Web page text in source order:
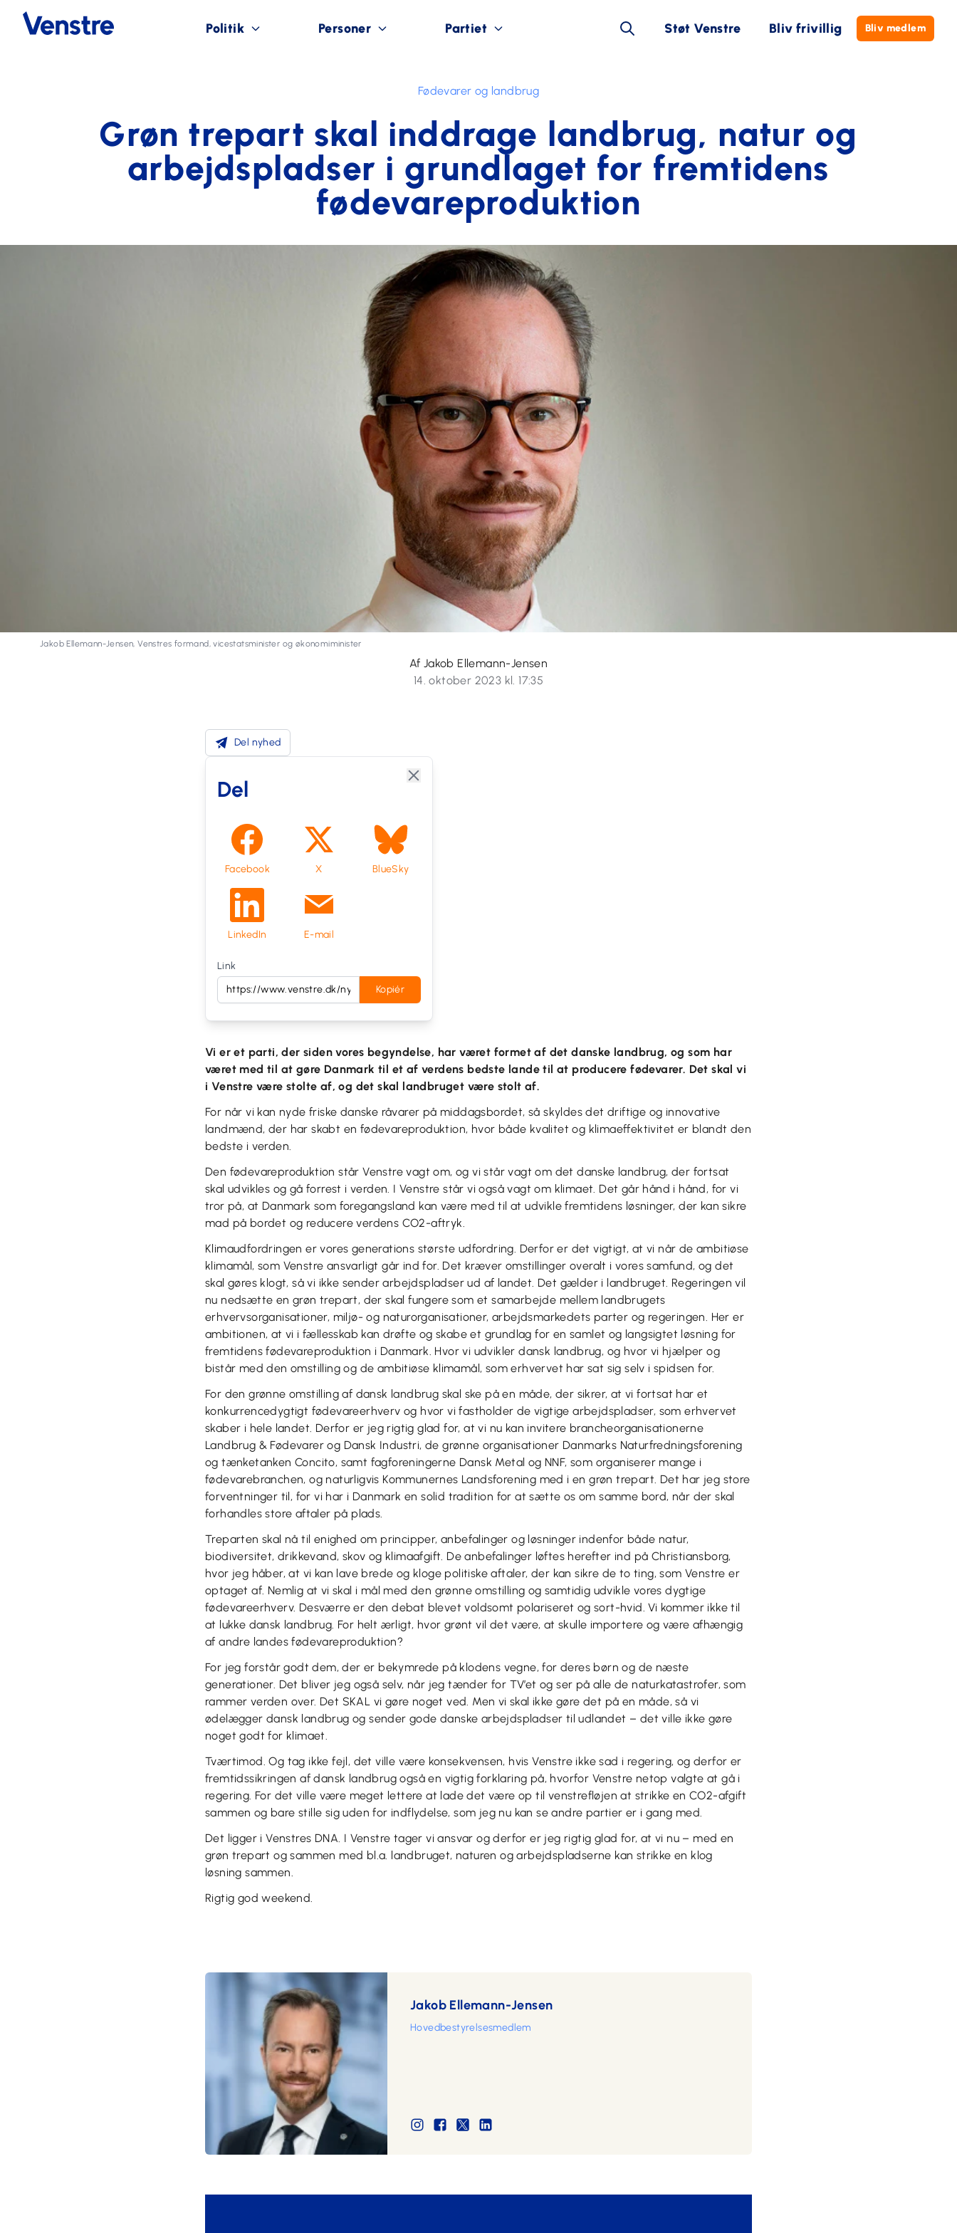
Politik Personer Partiet Støt Venstre Bliv frivillig Bliv medlem
Fødevarer og landbrug
Grøn trepart skal inddrage landbrug, natur og
arbejdspladser i grundlaget for fremtidens
fødevareproduktion
Jakob Ellemann-Jensen, Venstres formand, vicestatsminister og økonomiminister
Af Jakob Ellemann-Jensen
14. oktober 2023 kl. 17:35
Del nyhed
Del
Facebook X BlueSky
LinkedIn E-mail
Link
Kopiér
Vi er et parti, der siden vores begyndelse, har været formet af det danske landbrug, og som har
været med til at gøre Danmark til et af verdens bedste lande til at producere fødevarer. Det skal vi
i Venstre være stolte af, og det skal landbruget være stolt af.
For når vi kan nyde friske danske råvarer på middagsbordet, så skyldes det driftige og innovative
landmænd, der har skabt en fødevareproduktion, hvor både kvalitet og klimaeffektivitet er blandt den
bedste i verden.
Den fødevareproduktion står Venstre vagt om, og vi står vagt om det danske landbrug, der fortsat
skal udvikles og gå forrest i verden. I Venstre står vi også vagt om klimaet. Det går hånd i hånd, for vi
tror på, at Danmark som foregangsland kan være med til at udvikle fremtidens løsninger, der kan sikre
mad på bordet og reducere verdens CO2-aftryk.
Klimaudfordringen er vores generations største udfordring. Derfor er det vigtigt, at vi når de ambitiøse
klimamål, som Venstre ansvarligt går ind for. Det kræver omstillinger overalt i vores samfund, og det
skal gøres klogt, så vi ikke sender arbejdspladser ud af landet. Det gælder i landbruget. Regeringen vil
nu nedsætte en grøn trepart, der skal fungere som et samarbejde mellem landbrugets
erhvervsorganisationer, miljø- og naturorganisationer, arbejdsmarkedets parter og regeringen. Her er
ambitionen, at vi i fællesskab kan drøfte og skabe et grundlag for en samlet og langsigtet løsning for
fremtidens fødevareproduktion i Danmark. Hvor vi udvikler dansk landbrug, og hvor vi hjælper og
bistår med den omstilling og de ambitiøse klimamål, som erhvervet har sat sig selv i spidsen for.
For den grønne omstilling af dansk landbrug skal ske på en måde, der sikrer, at vi fortsat har et
konkurrencedygtigt fødevareerhverv og hvor vi fastholder de vigtige arbejdspladser, som erhvervet
skaber i hele landet. Derfor er jeg rigtig glad for, at vi nu kan invitere brancheorganisationerne
Landbrug & Fødevarer og Dansk Industri, de grønne organisationer Danmarks Naturfredningsforening
og tænketanken Concito, samt fagforeningerne Dansk Metal og NNF, som organiserer mange i
fødevarebranchen, og naturligvis Kommunernes Landsforening med i en grøn trepart. Det har jeg store
forventninger til, for vi har i Danmark en solid tradition for at sætte os om samme bord, når der skal
forhandles store aftaler på plads.
Treparten skal nå til enighed om principper, anbefalinger og løsninger indenfor både natur,
biodiversitet, drikkevand, skov og klimaafgift. De anbefalinger løftes herefter ind på Christiansborg,
hvor jeg håber, at vi kan lave brede og kloge politiske aftaler, der kan sikre de to ting, som Venstre er
optaget af. Nemlig at vi skal i mål med den grønne omstilling og samtidig udvikle vores dygtige
fødevareerhverv. Desværre er den debat blevet voldsomt polariseret og sort-hvid. Vi kommer ikke til
at lukke dansk landbrug. For helt ærligt, hvor grønt vil det være, at skulle importere og være afhængig
af andre landes fødevareproduktion?
For jeg forstår godt dem, der er bekymrede på klodens vegne, for deres børn og de næste
generationer. Det bliver jeg også selv, når jeg tænder for TV’et og ser på alle de naturkatastrofer, som
rammer verden over. Det SKAL vi gøre noget ved. Men vi skal ikke gøre det på en måde, så vi
ødelægger dansk landbrug og sender gode danske arbejdspladser til udlandet – det ville ikke gøre
noget godt for klimaet.
Tværtimod. Og tag ikke fejl, det ville være konsekvensen, hvis Venstre ikke sad i regering, og derfor er
fremtidssikringen af dansk landbrug også en vigtig forklaring på, hvorfor Venstre netop valgte at gå i
regering. For det ville være meget lettere at lade det være op til venstrefløjen at strikke en CO2-afgift
sammen og bare stille sig uden for indflydelse, som jeg nu kan se andre partier er i gang med.
Det ligger i Venstres DNA. I Venstre tager vi ansvar og derfor er jeg rigtig glad for, at vi nu – med en
grøn trepart og sammen med bl.a. landbruget, naturen og arbejdspladserne kan strikke en klog
løsning sammen.
Rigtig god weekend.
Jakob Ellemann-Jensen
Hovedbestyrelsesmedlem